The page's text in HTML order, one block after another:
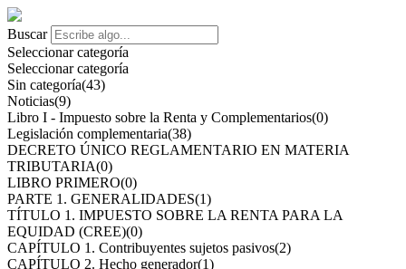
Buscar
Seleccionar categoría
Seleccionar categoría
Sin categoría(43)
Noticias(9)
Libro I - Impuesto sobre la Renta y Complementarios(0)
Legislación complementaria(38)
DECRETO ÚNICO REGLAMENTARIO EN MATERIA
TRIBUTARIA(0)
LIBRO PRIMERO(0)
PARTE 1. GENERALIDADES(1)
TÍTULO 1. IMPUESTO SOBRE LA RENTA PARA LA
EQUIDAD (CREE)(0)
CAPÍTULO 1. Contribuyentes sujetos pasivos(2)
CAPÍTULO 2. Hecho generador(1)